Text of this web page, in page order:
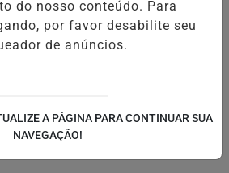
do nosso conteúdo. Para
por favor desabilite seu
de anúncios.
A PÁGINA PARA CONTINUAR SUA
NAVEGAÇÃO!